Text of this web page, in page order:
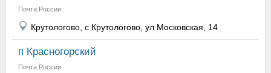
Почта России
Крутологово, с Крутологово, ул Московская, 14
п Красногорский
Почта России